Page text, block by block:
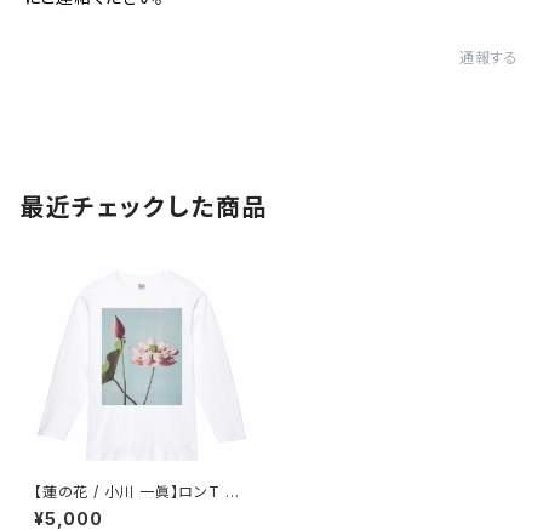
通報する
最近チェックした商品
【蓮の花 / 小川 一眞】ロンT ホ
ワイト ユニセックス
¥5,000